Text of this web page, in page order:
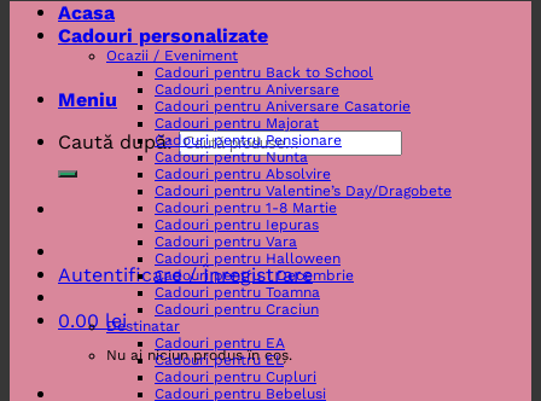
Meniu
Caută după:
Autentificare / Înregistrare
0.00 lei
Nu ai niciun produs în coș.
Acasa
Cadouri personalizate
Ocazii / Eveniment
Cadouri pentru Back to School
Cadouri pentru Aniversare
Cadouri pentru Aniversare Casatorie
Cadouri pentru Majorat
Cadouri pentru Pensionare
Cadouri pentru Nunta
Cadouri pentru Absolvire
Cadouri pentru Valentine’s Day/Dragobete
Cadouri pentru 1-8 Martie
Cadouri pentru Iepuras
Cadouri pentru Vara
Cadouri pentru Halloween
Cadouri pentru 1 Decembrie
Cadouri pentru Toamna
Cadouri pentru Craciun
Destinatar
Cadouri pentru EA
Cadouri pentru EL
Cadouri pentru Cupluri
Cadouri pentru Bebelusi